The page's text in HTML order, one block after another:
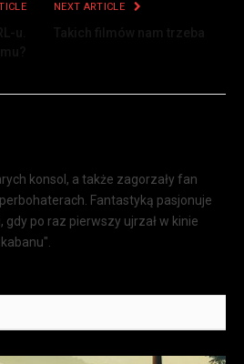
NEXT ARTICLE
konsol, a także zagorzały fan
Fantastyką pasjonuje
gdy po raz pierwszy ujrzał w kinie